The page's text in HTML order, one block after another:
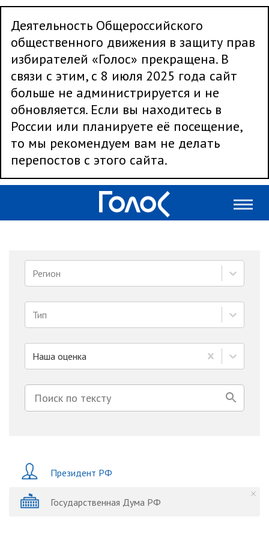
Деятельность Общероссийского
общественного движения в защиту прав
избирателей «Голос» прекращена. В
связи с этим, с 8 июля 2025 года сайт
больше не администрируется и не
обновляется. Если вы находитесь в
России или планируете её посещение,
то мы рекомендуем вам не делать
перепостов с этого сайта.
Регион
Тип
Наша оценка
Президент РФ
Государственная Дума РФ